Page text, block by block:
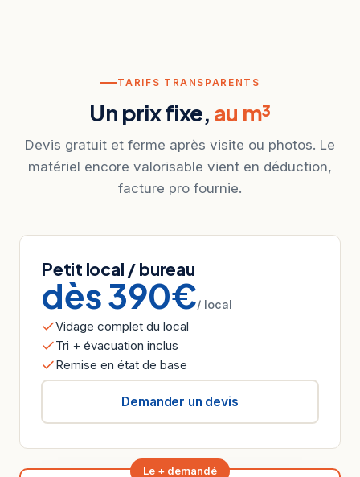
TARIFS TRANSPARENTS
Un prix fixe, au m³
Devis gratuit et ferme après visite ou photos. Le
matériel encore valorisable vient en déduction,
facture pro fournie.
Petit local / bureau
dès 390€/ local
Vidage complet du local
Tri + évacuation inclus
Remise en état de base
Demander un devis
Le + demandé